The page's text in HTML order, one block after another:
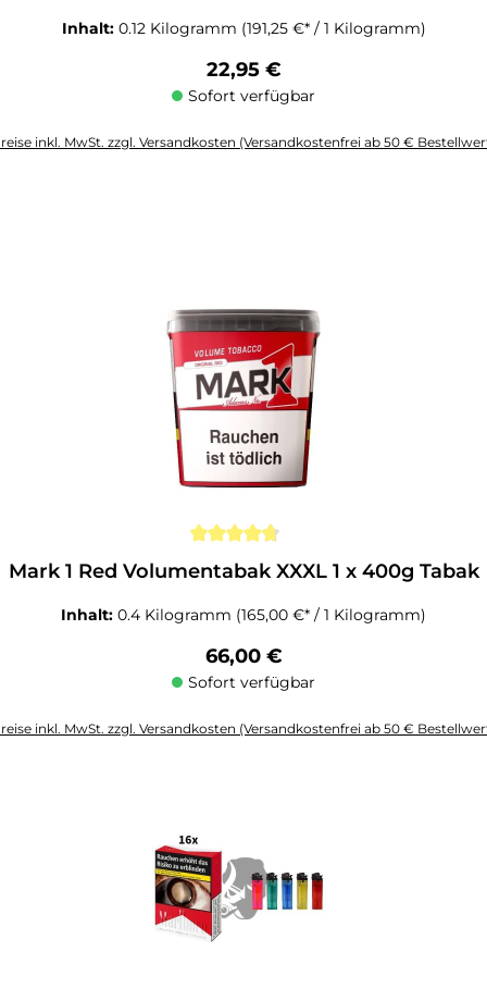
Inhalt: 0.12 Kilogramm (191,25 €* / 1 Kilogramm)
Regulärer Preis:
22,95 €
Sofort verfügbar
inkl. MwSt. zzgl. Versandkosten (Versandkostenfrei ab 50 €
Mark 1 Red Volumentabak XXXL 1 x 400g Tabak
Inhalt: 0.4 Kilogramm (165,00 €* / 1 Kilogramm)
Regulärer Preis:
66,00 €
Sofort verfügbar
inkl. MwSt. zzgl. Versandkosten (Versandkostenfrei ab 50 €